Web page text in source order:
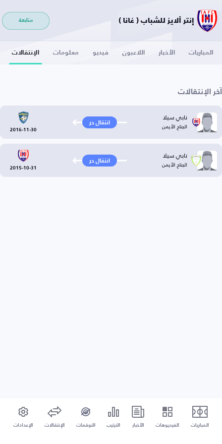
إنتر ألايز للشباب ( غانا ) متابعة
المباريات الأخبار اللاعبون فيديو معلومات الإنتقالات
آخر الإنتقالات
نابي سيلا
الجناح الأيمن انتقال حر
2016-11-30
نابي سيلا
الجناح الأيمن انتقال حر
2015-10-31
المباريات الفيديوهات الأخبار الترتيب التوقعات الإنتقالات الإعدادات